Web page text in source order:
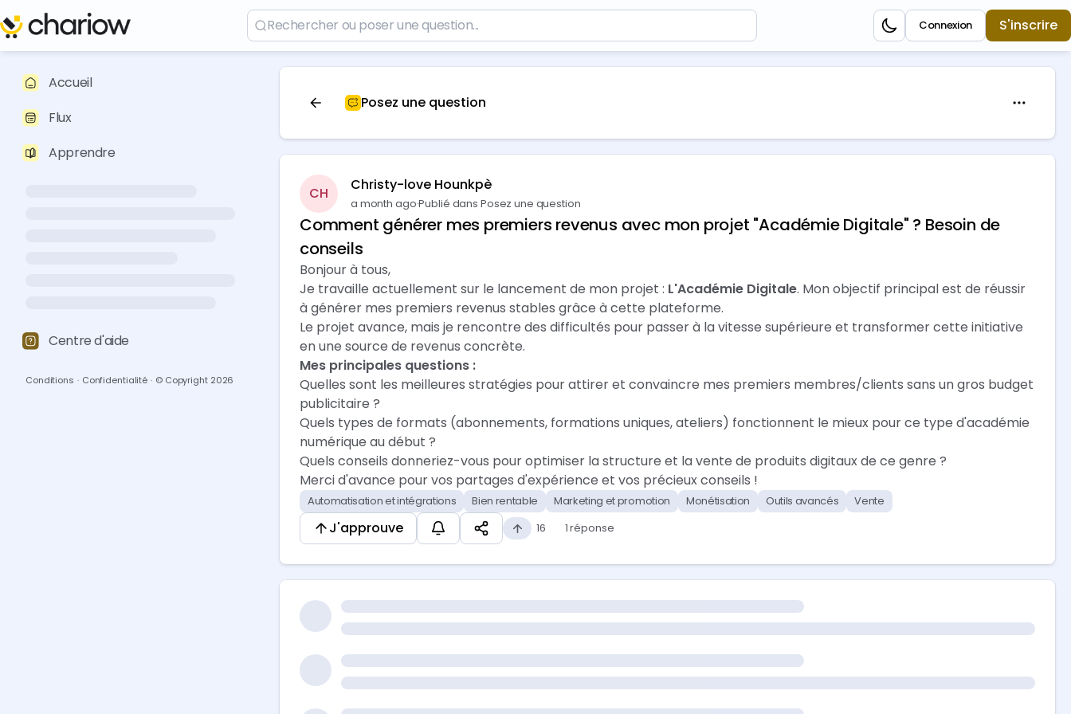
S'inscrire
Connexion
Accueil
Flux
Apprendre
Centre d'aide
Conditions · Confidentialité · © Copyright 2026
Posez une question
CH Christy-love Hounkpè
a month ago·Publié dans Posez une question
Comment générer mes premiers revenus avec mon projet "Académie Digitale" ? Besoin de
conseils
Bonjour à tous,
Je travaille actuellement sur le lancement de mon projet : L'Académie Digitale. Mon objectif principal est de réussir
à générer mes premiers revenus stables grâce à cette plateforme.
Le projet avance, mais je rencontre des difficultés pour passer à la vitesse supérieure et transformer cette initiative
en une source de revenus concrète.
Mes principales questions :
Quelles sont les meilleures stratégies pour attirer et convaincre mes premiers membres/clients sans un gros budget
publicitaire ?
Quels types de formats (abonnements, formations uniques, ateliers) fonctionnent le mieux pour ce type d'académie
numérique au début ?
Quels conseils donneriez-vous pour optimiser la structure et la vente de produits digitaux de ce genre ?
Merci d'avance pour vos partages d'expérience et vos précieux conseils !
Automatisation et intégrations Bien rentable Marketing et promotion Monétisation Outils avancés Vente
J'approuve 16 1 réponse